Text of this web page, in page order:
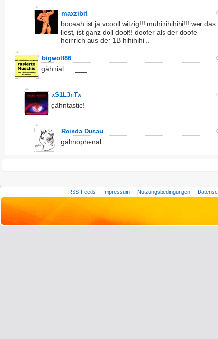
maxzibit
booaah ist ja voooll witzig!!! muhihihihihi!!! wer das
liest, ist ganz doll doof!! doofer als der doofe
heinrich aus der 1B hihihihi...
bigwolf86
gähnial ... .___.
xS1L3nTx
gähntastic!
Reinda Dusau
gähnophenal
RSS-Feeds Impressum Nutzungsbedingungen